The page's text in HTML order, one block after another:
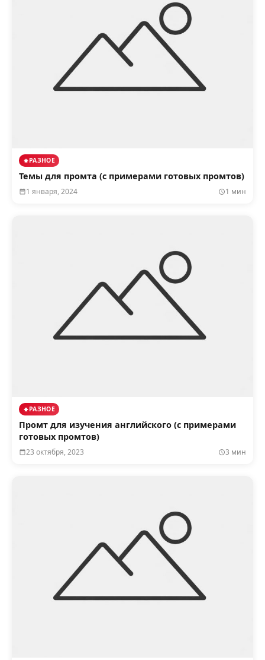
РАЗНОЕ
Темы для промта (с примерами готовых промтов)
1 января, 2024 1 мин
РАЗНОЕ
Промт для изучения английского (с примерами
готовых промтов)
23 октября, 2023 3 мин